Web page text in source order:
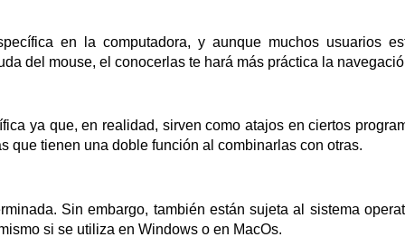
en la computadora, y aunque muchos usuarios
del mouse, el conocerlas te hará más práctica la
ya que, en realidad, sirven como atajos en ciertos
que tienen una doble función al combinarlas con otras.
Sin embargo, también están sujeta al sistema
si se utiliza en Windows o en MacOs.